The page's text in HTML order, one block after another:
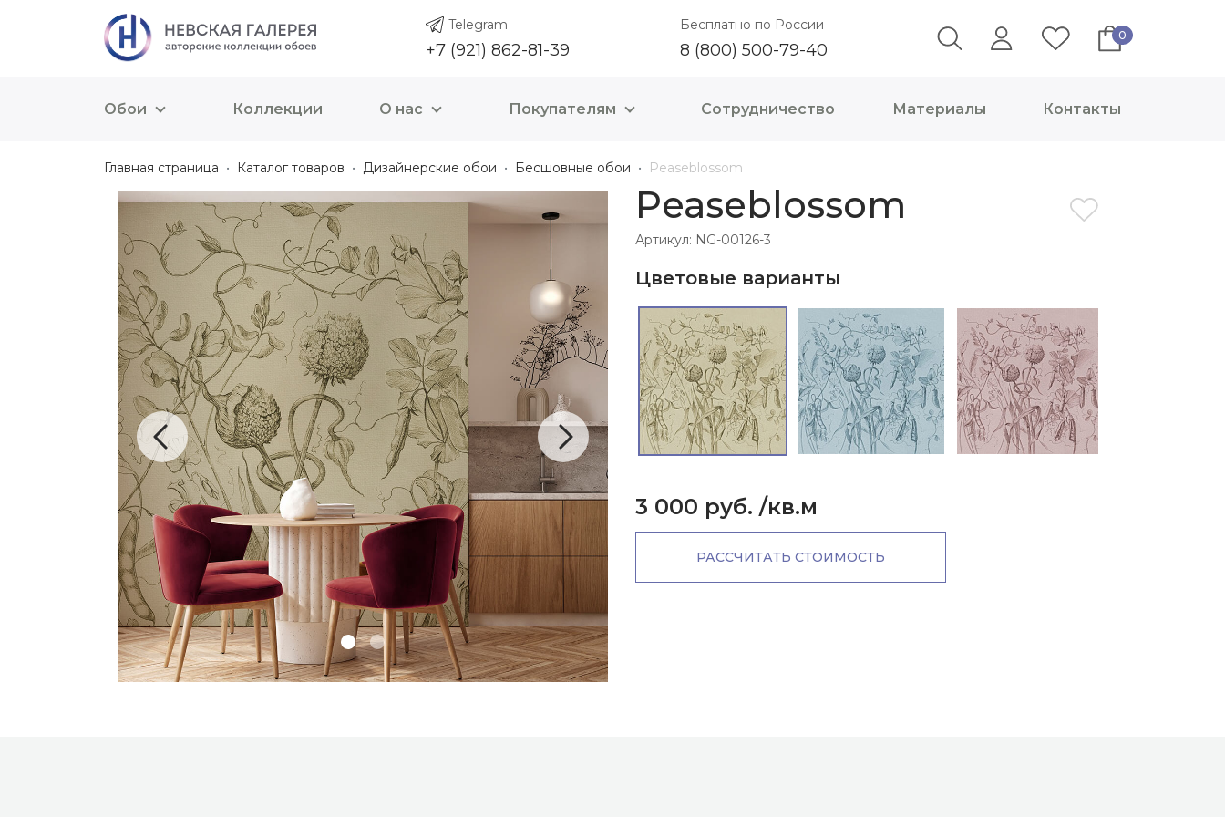
Telegram
+7 (921) 862-81-39
Бесплатно по России
8 (800) 500-79-40
0
Обои Коллекции О нас Покупателям Сотрудничество Материалы Контакты
Главная страница Каталог товаров Дизайнерские обои Бесшовные обои Peaseblossom
Peaseblossom
Артикул: NG-00126-3
Цветовые варианты
3 000 руб. /кв.м
РАССЧИТАТЬ СТОИМОСТЬ